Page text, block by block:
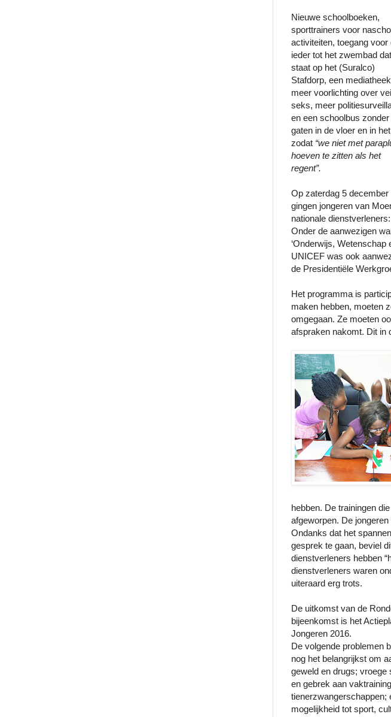
Nieuwe schoolboeken,
sporttrainers voor
activiteiten, toegang voor
ieder tot het zwembad dat
staat op het (Suralco)
Stafdorp, een
meer voorlichting over
seks, meer
en een schoolbus zonder
gaten in de vloer en in
zodat “we niet met
hoeven te zitten als het
regent”.
Op zaterdag 5 december
gingen jongeren van
nationale
Onder de aanwezigen
‘Onderwijs, Wetenschap
UNICEF was ook
de Presidentiële
Het programma is
maken hebben, moeten
omgegaan. Ze moeten
afspraken nakomt. Dit in
hebben. De trainingen
afgeworpen. De
Ondanks dat het
gesprek te gaan, beviel
dienstverleners hebben
dienstverleners waren
uiteraard erg trots.
De uitkomst van de
bijeenkomst is het
Jongeren 2016.
De volgende problemen
nog het belangrijkst om
geweld en drugs; vroege
en gebrek aan
tienerzwangerschappen;
mogelijkheid tot sport,